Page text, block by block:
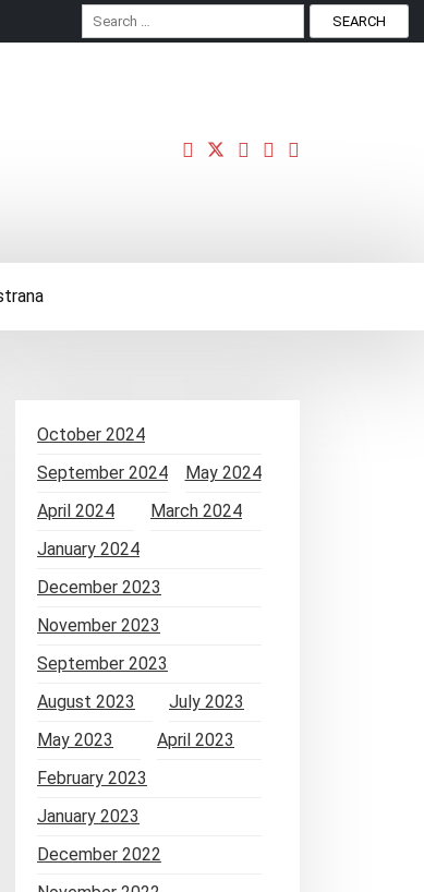
e
October 2024
September 2024
May 2024
April 2024
March 2024
January 2024
December 2023
November 2023
September 2023
August 2023
July 2023
May 2023
April 2023
February 2023
January 2023
December 2022